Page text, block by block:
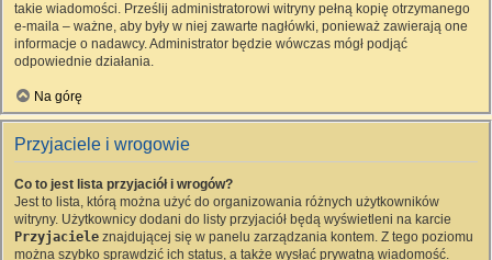
takie wiadomości. Prześlij administratorowi witryny pełną kopię otrzymanego
e-maila – ważne, aby były w niej zawarte nagłówki, ponieważ zawierają one
informacje o nadawcy. Administrator będzie wówczas mógł podjąć
odpowiednie działania.
Na górę
Przyjaciele i wrogowie
Co to jest lista przyjaciół i wrogów?
Jest to lista, którą można użyć do organizowania różnych użytkowników
witryny. Użytkownicy dodani do listy przyjaciół będą wyświetleni na karcie
Przyjaciele znajdującej się w panelu zarządzania kontem. Z tego poziomu
można szybko sprawdzić ich status, a także wysłać prywatną wiadomość.